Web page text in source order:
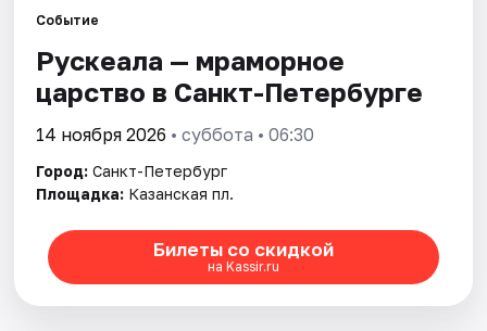
Событие
Рускеала — мраморное
царство в Санкт-Петербурге
14 ноября 2026 • суббота • 06:30
Город: Санкт-Петербург
Площадка: Казанская пл.
Билеты со скидкой
на Kassir.ru